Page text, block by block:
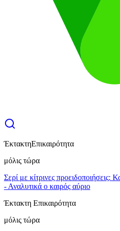
ΈκτακτηΕπικαιρότητα
μόλις τώρα
Σερί με κίτρινες προειδοποιήσεις:
- Αναλυτικά ο καιρός αύριο
Έκτακτη Επικαιρότητα
μόλις τώρα